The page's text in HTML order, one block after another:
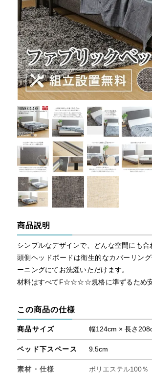
商品説明
シンプルなデザインで、どんな空間にも合
頭側ヘッドボードは衛生的なカバーリン
ーニングにてお洗濯いただけます。
材料はすべてF☆☆☆☆規格に準ずるため安
この商品の仕様
商品サイズ 幅124cm × 長さ
ベッド下スペース 9.5cm
素材・仕様 ポリエステル100％